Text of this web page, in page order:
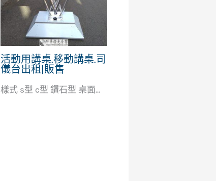
活動用講桌.移動講桌.司
儀台出租|販售
樣式 s型 c型 鑽石型 桌面...